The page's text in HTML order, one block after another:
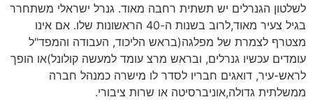
לשלטון הגנרלים יש תשתית רחבה מאוד. גנרל ישראלי משתחרר
בגיל צעיר מאוד,לרוב בשנות ה-40 הראשונות שלו. אם אינו
מצטרף לצמרת של מפלגה(בראש הליכוד, העבודה והמפד"ל
עומדים עכשיו גנרלים, ובראש מרצ עומד למעשה קולונל)או הופך
לראש-עיר, דואגים חבריו לסדר לו מישרה כמנהל חברה
ממשלתית גדולה,אוניברסיטה או שרות ציבורי.